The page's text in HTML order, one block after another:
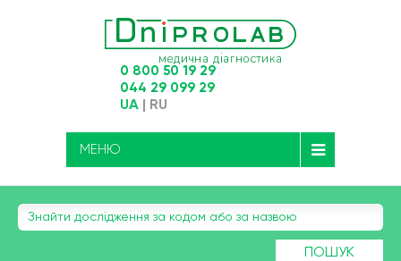
0 800 50 19 29
044 29 099 29
UA RU
МЕНЮ
ПОШУК